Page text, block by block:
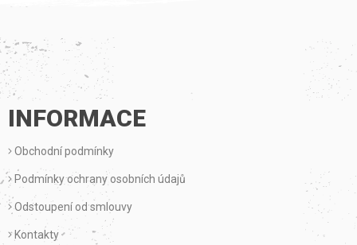
Z
Á
P
T
Í
INFORMACE
Obchodní podmínky
Podmínky ochrany osobních údajů
Odstoupení od smlouvy
Kontakty